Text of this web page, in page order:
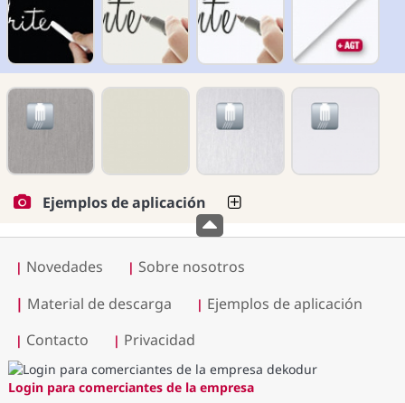
Ejemplos de aplicación
| Novedades | Sobre nosotros
| Material de descarga | Ejemplos de aplicación
| Contacto | Privacidad
Login para comerciantes de la empresa